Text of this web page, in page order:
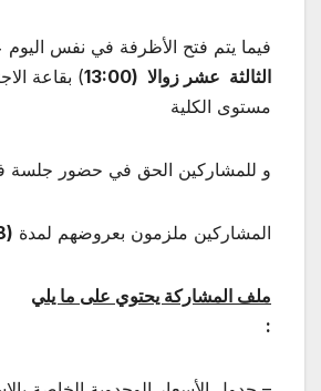
فيما يتم فتح الأظرفة في نفس
الثالثة عشر زوالا (13:00
) بقاعة
مستوى الكلية
و للمشاركين الحق في حضور جلسة
المشاركين ملزمون بعروضهم لمدة (98) يوم
ملف المشاركة يحتوي على ما يلي
: